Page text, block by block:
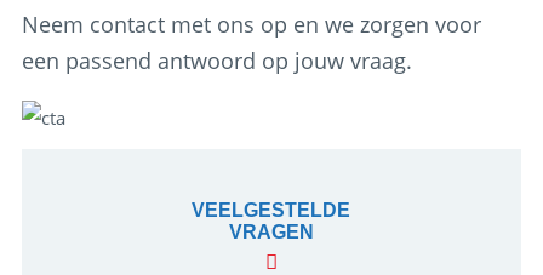
Neem contact met ons op en we zorgen voor
een passend antwoord op jouw vraag.
VEELGESTELDE
VRAGEN